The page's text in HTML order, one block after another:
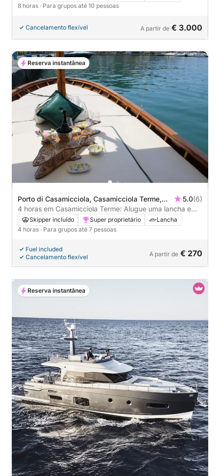
8 horas · Para grupos até 10 pessoas
Cancelamento flexível A partir de € 3.000
Porto di Casamicciola, Casamicciola Terme,
Italy
5.0(6)
4 horas em Casamicciola Terme: Alugue uma lancha e
aproveite!
Skipper incluído Super proprietário
Lancha
4 horas · Para grupos até 7 pessoas
Fuel included
Cancelamento flexível
A partir de € 270
Reserva instantânea
Reserva instantânea